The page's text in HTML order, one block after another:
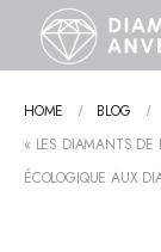
HOME BLOG
« LES DIAMANTS DE
ÉCOLOGIQUE AUX